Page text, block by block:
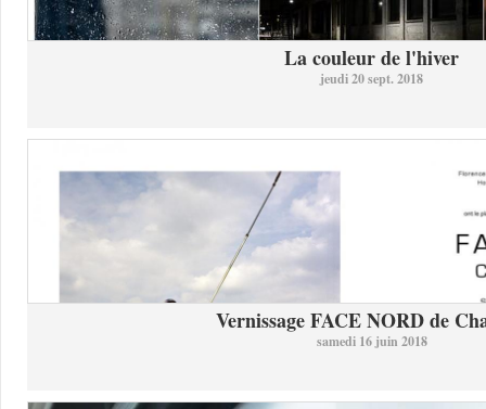
La couleur de l'hiver
jeudi 20 sept. 2018
Vernissage FACE NORD de
samedi 16 juin 2018